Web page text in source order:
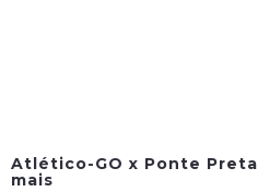
Atlético-GO x Ponte
mais